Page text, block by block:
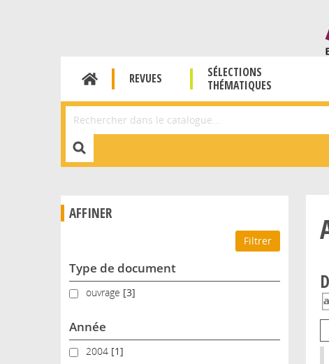
REVUES
SÉLECTIONS
THÉMATIQUES
Affiner la Recherche
AFFINER
Type de document
ouvrageouvrage [3]
Année
20042004 [1]